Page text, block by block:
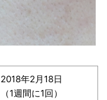
2018年2月18日
（1週間に1回）